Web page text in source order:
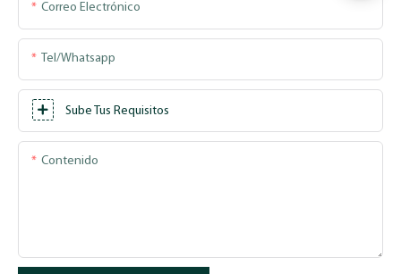
Correo Electrónico
Tel/whatsapp
Sube Tus Requisitos
Contenido